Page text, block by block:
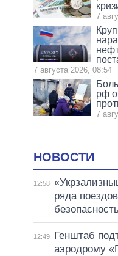
7
7 августа 2026, 08:54
рф
7
НОВОСТИ
12:58
ряда
12:49
Генштаб
аэродрому